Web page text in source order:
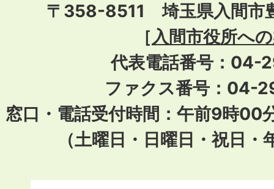
〒358-8511 埼玉県入間市
［入間市役所へ
代表電話番号：04-
ファクス番号：04-
窓口・電話受付時間：午前9時00
（土曜日・日曜日・祝日